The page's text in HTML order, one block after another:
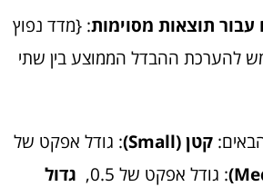
תוצאות מסוימות: {מדד נפוץ
להערכת ההבדל הממוצע בין שתי
קטן (Small)
: גודל אפקט של
: גודל אפקט של 0.5,
גדול